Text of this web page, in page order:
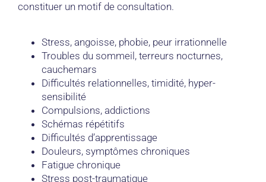
constituer un motif de consultation.
Stress, angoisse, phobie, peur irrationnelle
Troubles du sommeil, terreurs nocturnes,
cauchemars
Difficultés relationnelles, timidité, hyper-
sensibilité
Compulsions, addictions
Schémas répétitifs
Difficultés d’apprentissage
Douleurs, symptômes chroniques
Fatigue chronique
Stress post-traumatique